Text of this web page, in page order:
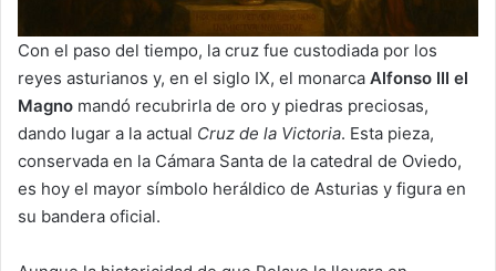
Con el paso del tiempo, la cruz fue custodiada por los
reyes asturianos y, en el siglo IX, el monarca Alfonso III el
Magno mandó recubrirla de oro y piedras preciosas,
dando lugar a la actual Cruz de la Victoria. Esta pieza,
conservada en la Cámara Santa de la catedral de Oviedo,
es hoy el mayor símbolo heráldico de Asturias y figura en
su bandera oficial.